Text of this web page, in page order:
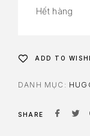
Hết hàng
ADD TO
DANH MỤC:
SHARE